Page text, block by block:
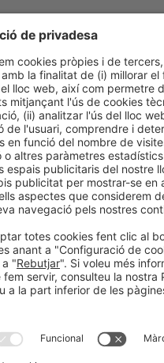
solucions de
MÉS?
generalAvís legal
Política de cookiesPrevenció